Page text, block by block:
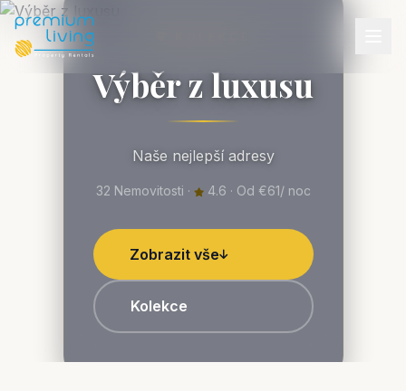
Výběr z luxusu
Naše nejlepší adresy
32 Nemovitosti · 4.6 · Od €61/ noc
Zobrazit vše
Kolekce